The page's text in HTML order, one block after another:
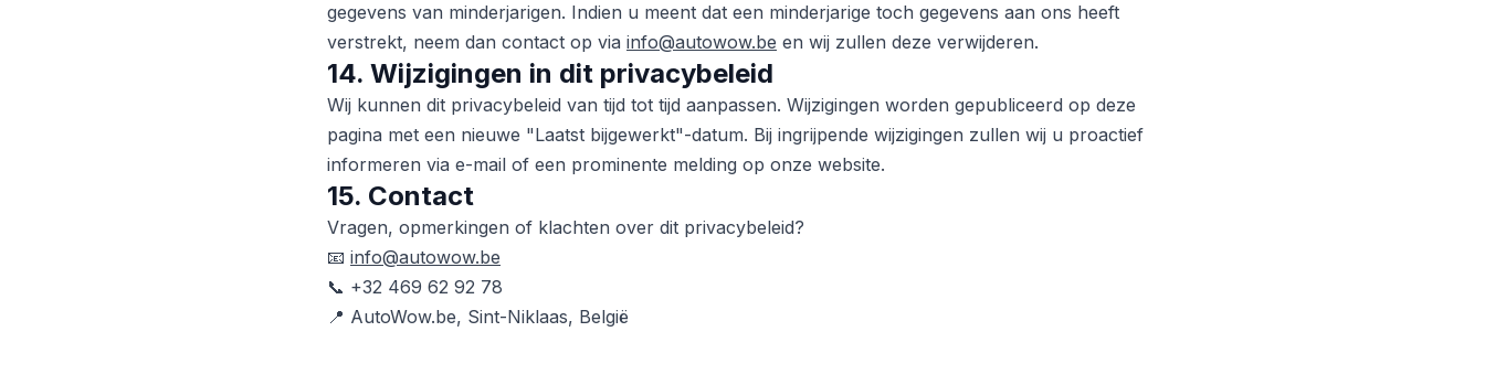
gegevens van minderjarigen. Indien u meent dat een minderjarige toch gegevens aan ons heeft
verstrekt, neem dan contact op via info@autowow.be en wij zullen deze verwijderen.
14. Wijzigingen in dit privacybeleid
Wij kunnen dit privacybeleid van tijd tot tijd aanpassen. Wijzigingen worden gepubliceerd op deze
pagina met een nieuwe "Laatst bijgewerkt"-datum. Bij ingrijpende wijzigingen zullen wij u proactief
informeren via e-mail of een prominente melding op onze website.
15. Contact
Vragen, opmerkingen of klachten over dit privacybeleid?
📧 info@autowow.be
📞 +32 469 62 92 78
📍 AutoWow.be, Sint-Niklaas, België